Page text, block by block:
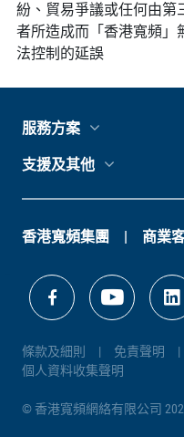
紛、貿易爭議或任何由第
者所造成而「香港寬頻」
法控制的延誤
服務方案
支援及其他
香港寬頻集團 商業
條款及細則 免責聲明
個人資料收集聲明
© 香港寬頻網絡有限公司